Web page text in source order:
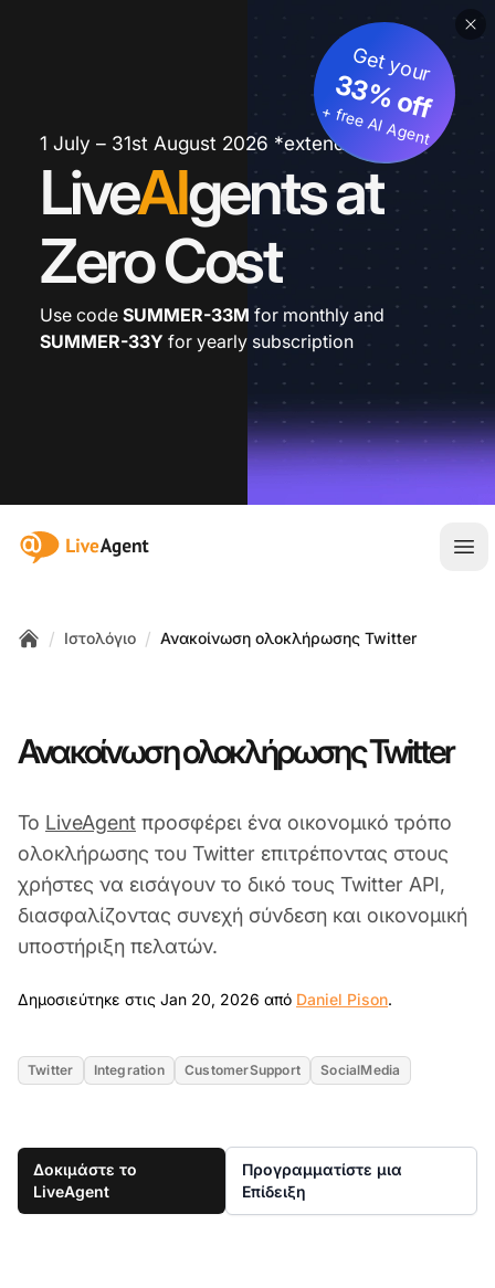
1 July – 31st August 2026 *extended
LiveAIgents at
Zero Cost
Get your
33% off
+ free AI Agent
Use code SUMMER-33M for monthly and
SUMMER-33Y for yearly subscription
:site.title
/ Ιστολόγιο / Ανακοίνωση ολοκλήρωσης Twitter
Ανακοίνωση ολοκλήρωσης Twitter
Το LiveAgent προσφέρει ένα οικονομικό τρόπο
ολοκλήρωσης του Twitter επιτρέποντας στους
χρήστες να εισάγουν το δικό τους Twitter API,
διασφαλίζοντας συνεχή σύνδεση και οικονομική
υποστήριξη πελατών.
Δημοσιεύτηκε στις Jan 20, 2026 από Daniel Pison.
Twitter Integration CustomerSupport SocialMedia
Δοκιμάστε το
LiveAgent
Προγραμματίστε μια
Επίδειξη